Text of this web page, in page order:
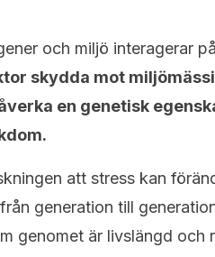
och miljö interagerar
skydda mot
en genetisk
att stress kan
generation till
genomet är livslängd och